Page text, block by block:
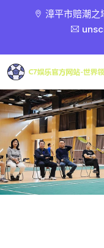
漳平市赔潮之